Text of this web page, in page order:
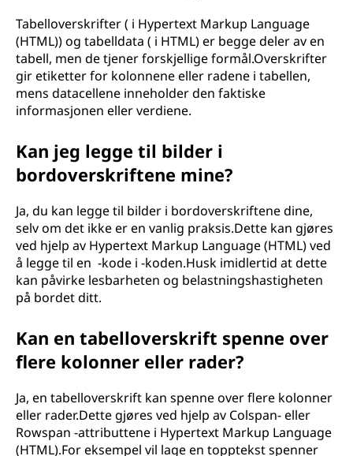
Tabelloverskrifter ( i Hypertext Markup Language
(HTML)) og tabelldata ( i HTML) er begge deler av en
tabell, men de tjener forskjellige formål.Overskrifter
gir etiketter for kolonnene eller radene i tabellen,
mens datacellene inneholder den faktiske
informasjonen eller verdiene.
Kan jeg legge til bilder i
bordoverskriftene mine?
Ja, du kan legge til bilder i bordoverskriftene dine,
selv om det ikke er en vanlig praksis.Dette kan gjøres
ved hjelp av Hypertext Markup Language (HTML) ved
å legge til en -kode i -koden.Husk imidlertid at dette
kan påvirke lesbarheten og belastningshastigheten
på bordet ditt.
Kan en tabelloverskrift spenne over
flere kolonner eller rader?
Ja, en tabelloverskrift kan spenne over flere kolonner
eller rader.Dette gjøres ved hjelp av Colspan- eller
Rowspan -attributtene i Hypertext Markup Language
(HTML).For eksempel vil lage en topptekst spenner